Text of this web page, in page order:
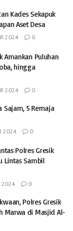
Kades Sekapuk
Aset Desa
2024 0
Amankan Puluhan
hingga
2024 0
Sajam, 5 Remaja
2024 0
Polres Gresik
Lintas Sambil
2024 0
Polres Gresik
Marwa di Masjid Al-